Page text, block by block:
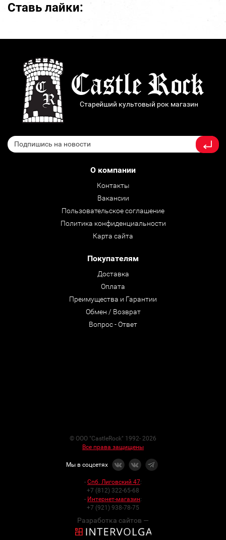
Ставь лайки:
Старейший культовый рок магазин
О компании
Контакты
Вакансии
Пользовательское соглашение
Политика конфиденциальности
Карта сайта
Покупателям
Доставка
Оплата
Преимущества и Гарантии
Обмен / Возврат
Вопрос - Ответ
© ООО "CastleRock" 1992- 2026
Все права защищены
Мы в соцсетях
- Спб. Лиговский 47:
+7 (812) 322-65-68
- Интернет-магазин:
+7 (921) 938-78-75
Разработка сайтов —